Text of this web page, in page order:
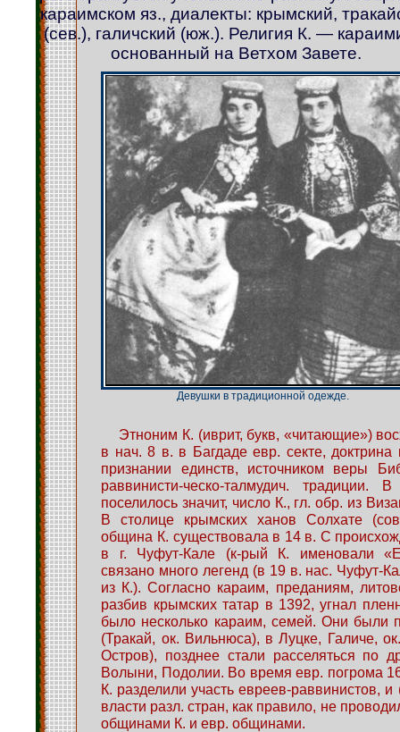
караимском яз., диалекты: крымский,
(сев.), галичский (юж.). Религия К. —
основанный на Ветхом Завете.
Девушки в традиционной одежде.
Этноним К. (иврит, букв, «читающие»)
в нач. 8 в. в Багдаде евр. секте, доктрина
признании единств, источником веры
раввинисти-ческо-талмудич.
поселилось значит, число К., гл. обр. из
В столице крымских ханов Солхате
община К. существовала в 14 в. С
в г. Чуфут-Кале (к-рый К. именовали
связано много легенд (в 19 в. нас. Чуфут-
из К.). Согласно караим, преданиям,
разбив крымских татар в 1392, угнал
было несколько караим, семей. Они были
(Тракай, ок. Вильнюса), в Луцке, Галиче,
Остров), позднее стали расселяться по
Волыни, Подолии. Во время евр. погрома
К. разделили участь евреев-раввинистов,
власти разл. стран, как правило, не
общинами К. и евр. общинами.